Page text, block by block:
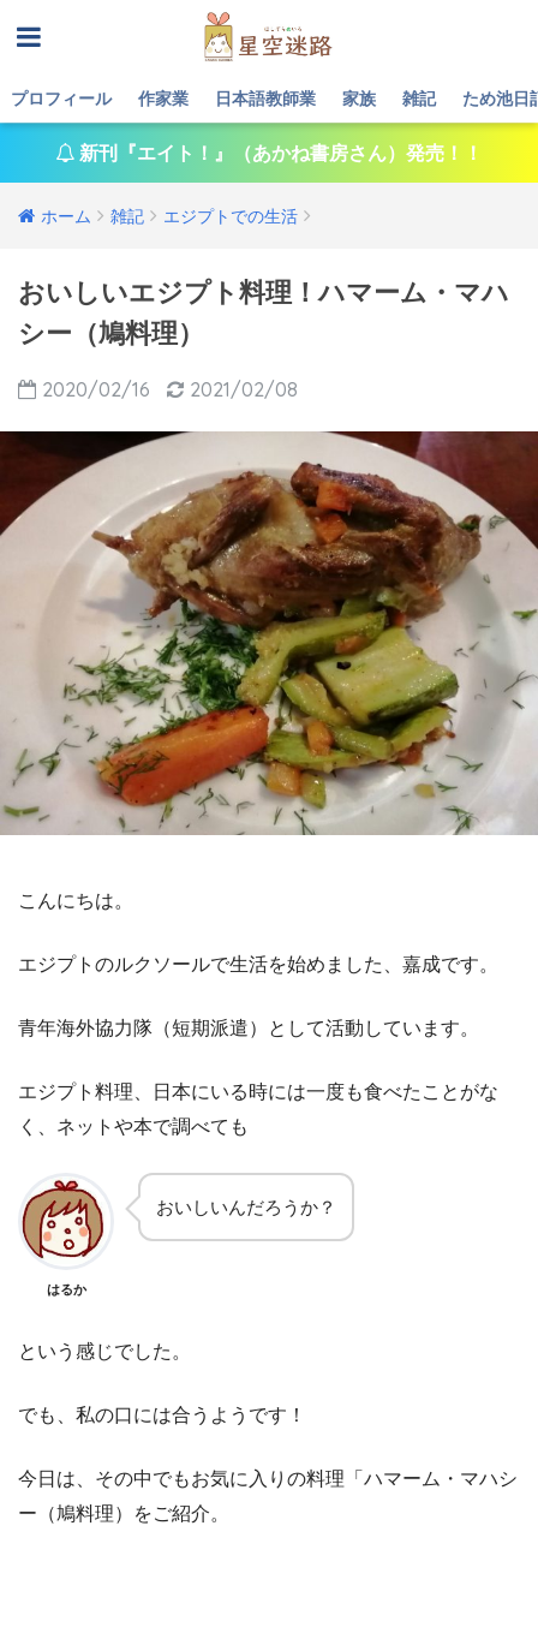
プロフィール 作家業 日本語教師業 家族 雑記 ため池日
新刊『エイト！』（あかね書房さん）発売！！
ホーム 雑記 エジプトでの生活
おいしいエジプト料理！ハマーム・マハ
シー（鳩料理）
2020/02/16 2021/02/08
こんにちは。
エジプトのルクソールで生活を始めました、嘉成です。
青年海外協力隊（短期派遣）として活動しています。
エジプト料理、日本にいる時には一度も食べたことがな
く、ネットや本で調べても
はるか
おいしいんだろうか？
という感じでした。
でも、私の口には合うようです！
今日は、その中でもお気に入りの料理「ハマーム・マハシ
ー（鳩料理）をご紹介。